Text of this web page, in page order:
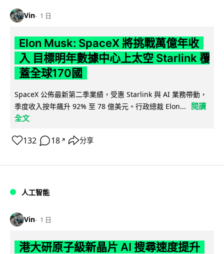
Vin 1 日
Elon Musk: SpaceX 將挑戰萬億年收
入 目標明年數據中心上太空 Starlink 覆
蓋全球170國
SpaceX 公佈最新第二季業績，受惠 Starlink 與 AI 業務帶動，
季度收入按年飆升 92% 至 78 億美元。行政總裁 Elon...
閱讀
全文
132 18 ↗ 分享
人工智能
Vin 1 日
港大研原子級新晶片 AI 搜尋速度提升